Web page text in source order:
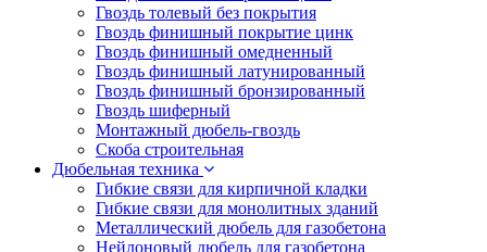
Гвоздь толевый без покрытия
Гвоздь финишный покрытие цинк
Гвоздь финишный омедненный
Гвоздь финишный латунированный
Гвоздь финишный бронзированный
Гвоздь шиферный
Монтажный дюбель-гвоздь
Скоба строительная
Дюбельная техника
Гибкие связи для кирпичной кладки
Гибкие связи для монолитных зданий
Металлический дюбель для газобетона
Нейлоновый дюбель для газобетона